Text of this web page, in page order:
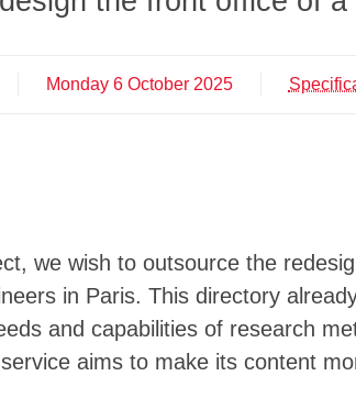
Monday 6 October 2025
we wish to outsource the
in Paris. This directory
and capabilities of research
aims to make its content